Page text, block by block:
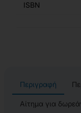
ISBN
Περιγραφή
Αίτημα για